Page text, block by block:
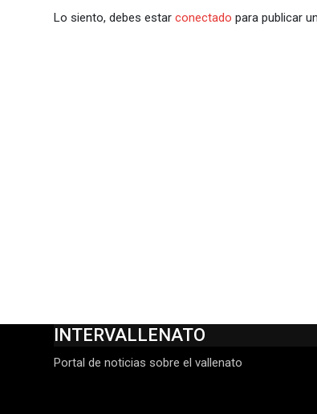
Lo siento, debes estar conectado para publicar
INTERVALLENATO
Portal de noticias sobre el vallenato